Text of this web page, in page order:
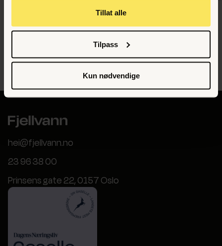
Tillat alle
Tilpass
Kun nødvendige
Finn ut om vi er en god
match for ditt prosjekt
hei@fjellvann.no
23 96 38 00
Prinsens gate 22, 0157 Oslo